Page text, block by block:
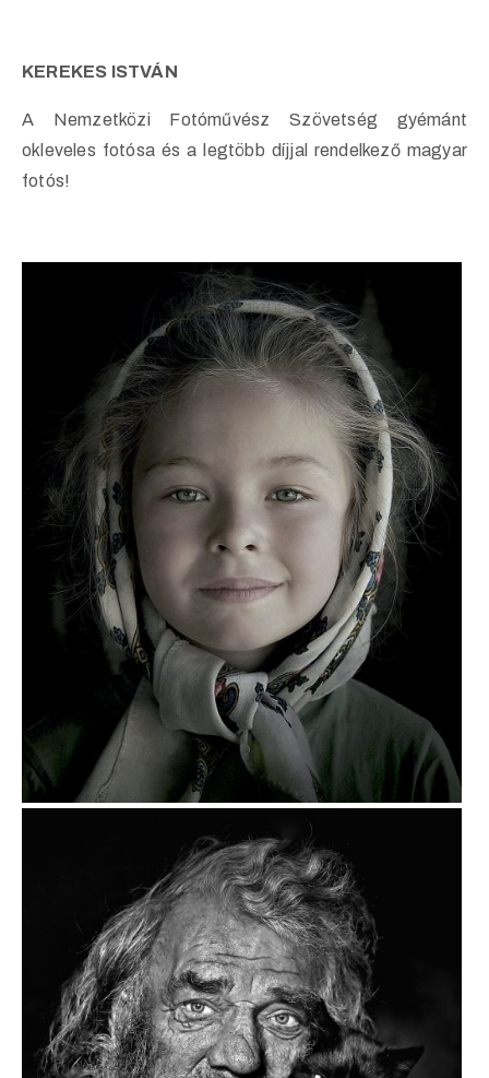
KEREKES ISTVÁN
A Nemzetközi Fotóművész Szövetség gyémánt
okleveles fotósa és a legtöbb díjjal rendelkező magyar
fotós!